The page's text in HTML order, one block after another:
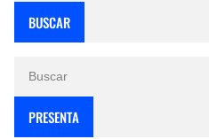
BUSCAR
PRESENTA